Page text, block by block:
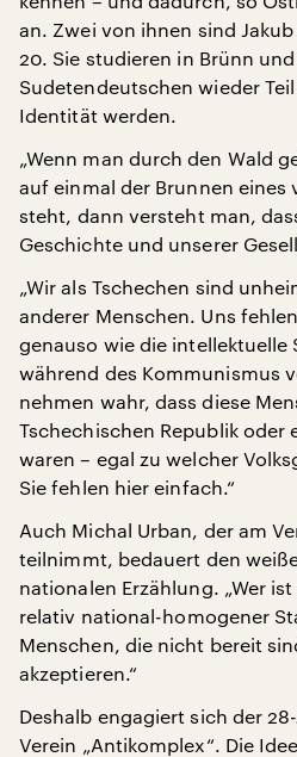
an. Zwei von ihnen sind
20. Sie studieren in Brünn
Sudetendeutschen wieder
Identität werden.
„Wenn man durch den Wald
auf einmal der Brunnen eines
steht, dann versteht man,
Geschichte und unserer
„Wir als Tschechen sind
anderer Menschen. Uns
genauso wie die intellektuelle
während des Kommunismus
nehmen wahr, dass diese
Tschechischen Republik oder
waren – egal zu welcher
Sie fehlen hier einfach.“
Auch Michal Urban, der am
teilnimmt, bedauert den
nationalen Erzählung. „Wer
relativ national-homogener
Menschen, die nicht bereit
akzeptieren.“
Deshalb engagiert sich der
Verein „Antikomplex“. Die